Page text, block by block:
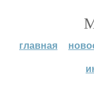
главная